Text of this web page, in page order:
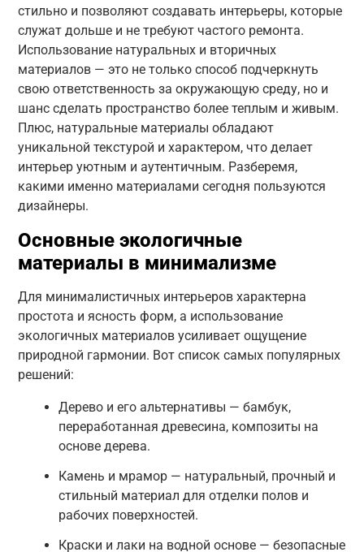
стильно и позволяют создавать интерьеры, которые
служат дольше и не требуют частого ремонта.
Использование натуральных и вторичных
материалов — это не только способ подчеркнуть
свою ответственность за окружающую среду, но и
шанс сделать пространство более теплым и живым.
Плюс, натуральные материалы обладают
уникальной текстурой и характером, что делает
интерьер уютным и аутентичным. Разберемя,
какими именно материалами сегодня пользуются
дизайнеры.
Основные экологичные
материалы в минимализме
Для минималистичных интерьеров характерна
простота и ясность форм, а использование
экологичных материалов усиливает ощущение
природной гармонии. Вот список самых популярных
решений:
Дерево и его альтернативы — бамбук,
переработанная древесина, композиты на
основе дерева.
Камень и мрамор — натуральный, прочный и
стильный материал для отделки полов и
рабочих поверхностей.
Краски и лаки на водной основе — безопасные